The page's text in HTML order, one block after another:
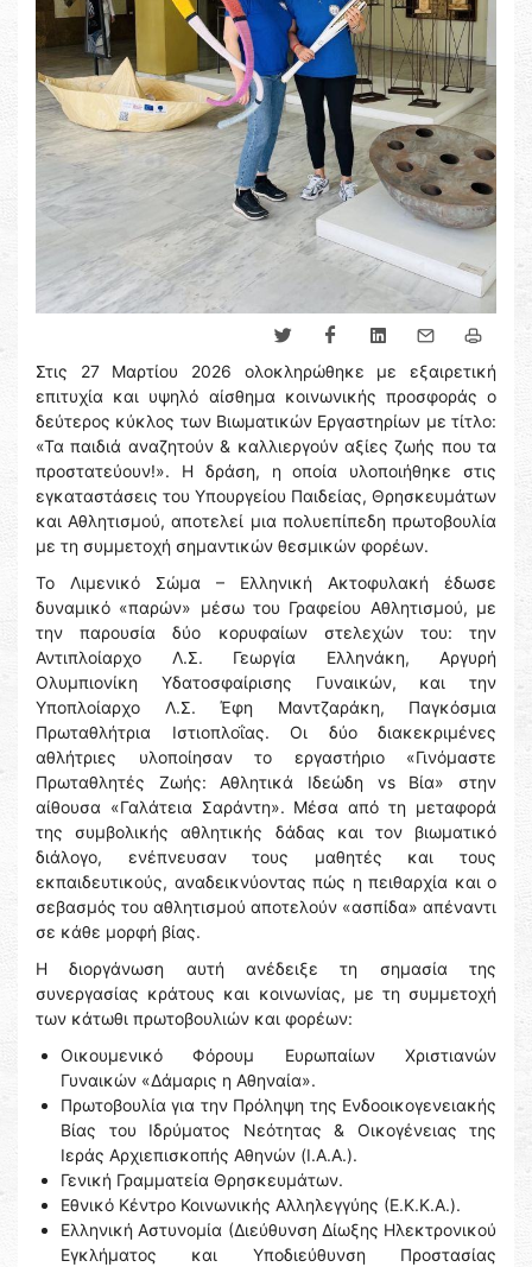
Στις 27 Μαρτίου 2026 ολοκληρώθηκε με εξαιρετική
επιτυχία και υψηλό αίσθημα κοινωνικής προσφοράς ο
δεύτερος κύκλος των Βιωματικών Εργαστηρίων με τίτλο:
«Τα παιδιά αναζητούν & καλλιεργούν αξίες ζωής που τα
προστατεύουν!». Η δράση, η οποία υλοποιήθηκε στις
εγκαταστάσεις του Υπουργείου Παιδείας, Θρησκευμάτων
και Αθλητισμού, αποτελεί μια πολυεπίπεδη πρωτοβουλία
με τη συμμετοχή σημαντικών θεσμικών φορέων.
Το Λιμενικό Σώμα – Ελληνική Ακτοφυλακή έδωσε
δυναμικό «παρών» μέσω του Γραφείου Αθλητισμού, με
την παρουσία δύο κορυφαίων στελεχών του: την
Αντιπλοίαρχο Λ.Σ. Γεωργία Ελληνάκη, Αργυρή
Ολυμπιονίκη Υδατοσφαίρισης Γυναικών, και την
Υποπλοίαρχο Λ.Σ. Έφη Μαντζαράκη, Παγκόσμια
Πρωταθλήτρια Ιστιοπλοΐας. Οι δύο διακεκριμένες
αθλήτριες υλοποίησαν το εργαστήριο «Γινόμαστε
Πρωταθλητές Ζωής: Αθλητικά Ιδεώδη vs Βία» στην
αίθουσα «Γαλάτεια Σαράντη». Μέσα από τη μεταφορά
της συμβολικής αθλητικής δάδας και τον βιωματικό
διάλογο, ενέπνευσαν τους μαθητές και τους
εκπαιδευτικούς, αναδεικνύοντας πώς η πειθαρχία και ο
σεβασμός του αθλητισμού αποτελούν «ασπίδα» απέναντι
σε κάθε μορφή βίας.
Η διοργάνωση αυτή ανέδειξε τη σημασία της
συνεργασίας κράτους και κοινωνίας, με τη συμμετοχή
των κάτωθι πρωτοβουλιών και φορέων:
Οικουμενικό Φόρουμ Ευρωπαίων Χριστιανών
Γυναικών «Δάμαρις η Αθηναία».
Πρωτοβουλία για την Πρόληψη της Ενδοοικογενειακής
Βίας του Ιδρύματος Νεότητας & Οικογένειας της
Ιεράς Αρχιεπισκοπής Αθηνών (Ι.Α.Α.).
Γενική Γραμματεία Θρησκευμάτων.
Εθνικό Κέντρο Κοινωνικής Αλληλεγγύης (Ε.Κ.Κ.Α.).
Ελληνική Αστυνομία (Διεύθυνση Δίωξης Ηλεκτρονικού
Εγκλήματος και Υποδιεύθυνση Προστασίας